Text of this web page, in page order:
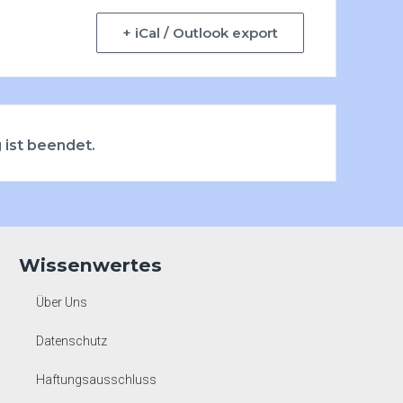
+ iCal / Outlook export
ist beendet.
Wissenwertes
Über Uns
Datenschutz
Haftungsausschluss